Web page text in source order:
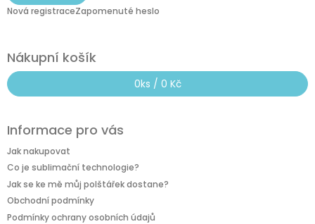
Nová registraceZapomenuté heslo
Nákupní košík
0ks / 0 Kč
Informace pro vás
Jak nakupovat
Co je sublimační technologie?
Jak se ke mě můj polštářek dostane?
Obchodní podmínky
Podmínky ochrany osobních údajů